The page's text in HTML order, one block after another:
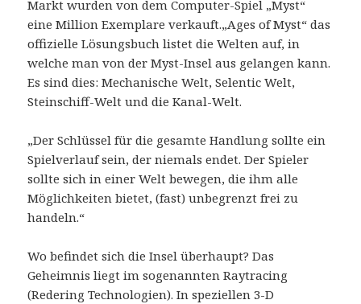
Markt wurden von dem Computer-Spiel „Myst“
eine Million Exemplare verkauft.„Ages of Myst“ das
offizielle Lösungsbuch listet die Welten auf, in
welche man von der Myst-Insel aus gelangen kann.
Es sind dies: Mechanische Welt, Selentic Welt,
Steinschiff-Welt und die Kanal-Welt.
„Der Schlüssel für die gesamte Handlung sollte ein
Spielverlauf sein, der niemals endet. Der Spieler
sollte sich in einer Welt bewegen, die ihm alle
Möglichkeiten bietet, (fast) unbegrenzt frei zu
handeln.“
Wo befindet sich die Insel überhaupt? Das
Geheimnis liegt im sogenannten Raytracing
(Redering Technologien). In speziellen 3-D